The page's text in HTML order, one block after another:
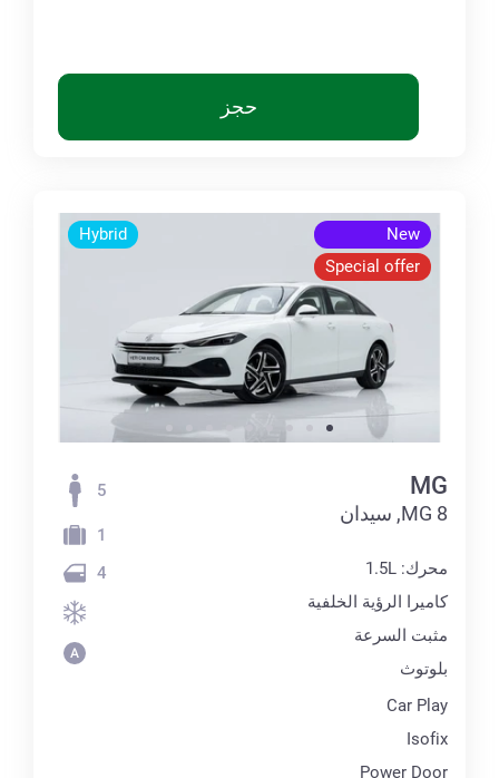
حجز
New
Special offer
Hybrid
MG
MG 8, سيدان
محرك: 1.5L
كاميرا الرؤية الخلفية
مثبت السرعة
بلوتوث
Car Play
Isofix
Power Door
5
1
4